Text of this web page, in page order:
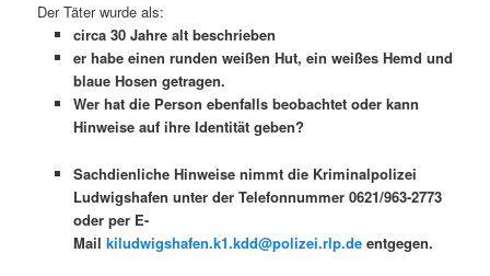
Der Täter wurde als:
circa 30 Jahre alt beschrieben
er habe einen runden weißen Hut, ein weißes Hemd und
blaue Hosen getragen.
Wer hat die Person ebenfalls beobachtet oder kann
Hinweise auf ihre Identität geben?
Sachdienliche Hinweise nimmt die Kriminalpolizei
Ludwigshafen unter der Telefonnummer 0621/963-2773
oder per E-
Mail kiludwigshafen.k1.kdd@polizei.rlp.deentgegen.